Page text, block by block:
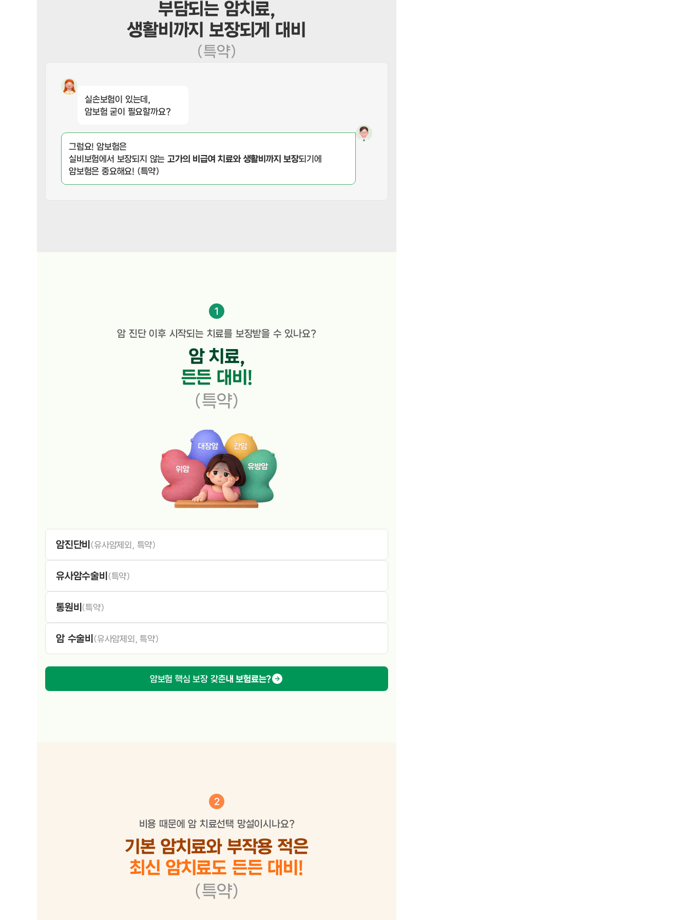
부담되는 암치료,
생활비까지 보장되게 대비
(특약)
실손보험이 있는데,
암보험 굳이 필요할까요?
그럼요! 암보험은
실비보험에서 보장되지 않는 고가의 비급여 치료와 생활비까지 보장되기에
암보험은 중요해요! (특약)
1
암 진단 이후 시작되는 치료를 보장받을 수 있나요?
암 치료,
든든 대비!
(특약)
암진단비 (유사암제외, 특약)
유사암수술비 (특약)
통원비 (특약)
암 수술비 (유사암제외, 특약)
암보험 핵심 보장 갖춘내 보험료는?
2
비용 때문에 암 치료선택 망설이시나요?
기본 암치료와 부작용 적은
최신 암치료도 든든 대비!
(특약)